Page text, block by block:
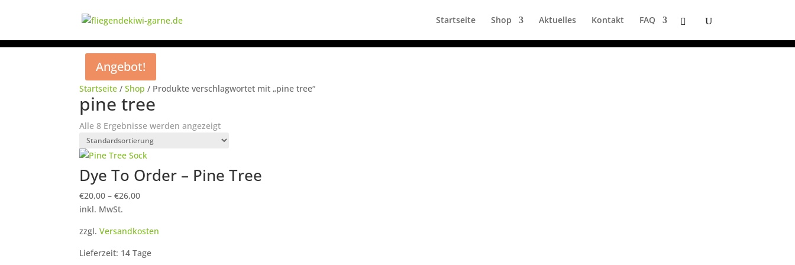
Startseite Shop Aktuelles Kontakt FAQ
Startseite /Shop / Produkte verschlagwortet mit „pine tree“
pine tree
Alle 8 Ergebnisse werden angezeigt
Dye To Order – Pine Tree
€20,00 –€26,00
inkl. MwSt.
zzgl.Versandkosten
Lieferzeit: 14 Tage
Angebot!